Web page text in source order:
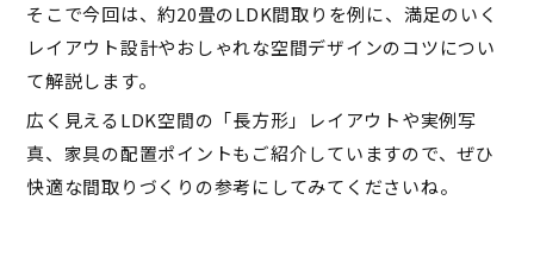
そこで今回は、約20畳のLDK間取りを例に、満足のいく
レイアウト設計やおしゃれな空間デザインのコツについ
て解説します。
広く見えるLDK空間の「長方形」レイアウトや実例写
真、家具の配置ポイントもご紹介していますので、ぜひ
快適な間取りづくりの参考にしてみてくださいね。